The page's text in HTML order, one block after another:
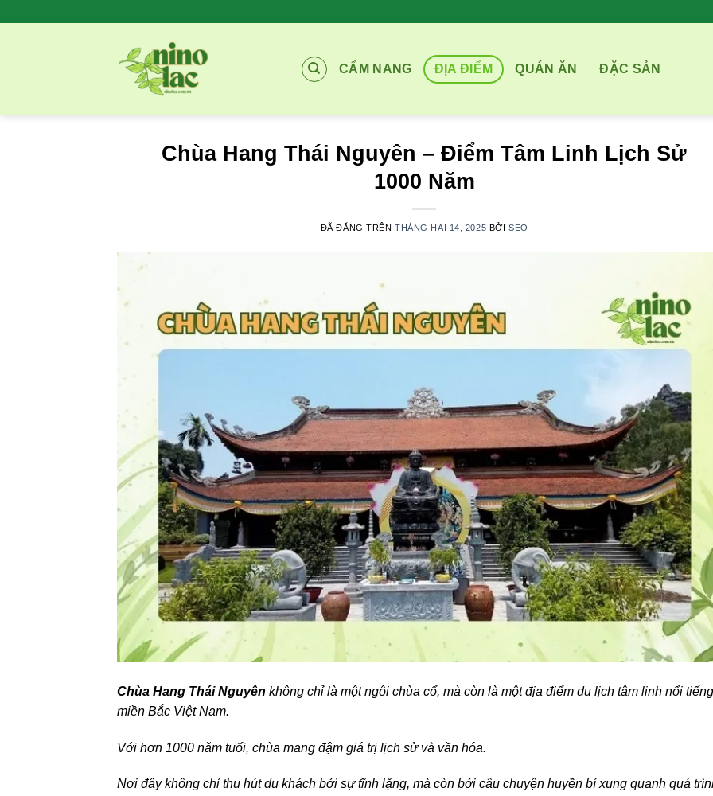
CẨM NANG ĐỊA ĐIỂM QUÁN ĂN ĐẶC SẢN
Chùa Hang Thái Nguyên – Điểm Tâm Linh Lịch Sử
1000 Năm
ĐÃ ĐĂNG TRÊNTHÁNG HAI 14, 2025 BỞI SEO
Chùa Hang Thái Nguyên không chỉ là một ngôi chùa cổ, mà còn là một địa điểm du lịch tâm linh nổi
miền Bắc Việt Nam.
Với hơn 1000 năm tuổi, chùa mang đậm giá trị lịch sử và văn hóa.
Nơi đây không chỉ thu hút du khách bởi sự tĩnh lặng, mà còn bởi câu chuyện huyền bí xung quanh quá